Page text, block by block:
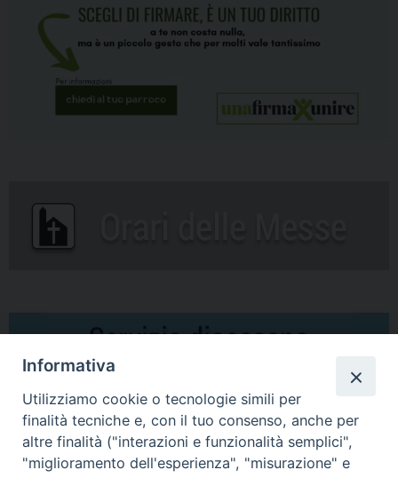
Comunicati Stampa
Informativa
Utilizziamo cookie o tecnologie simili per
finalità tecniche e, con il tuo consenso, anche per
altre finalità ("interazioni e funzionalità semplici",
"miglioramento dell'esperienza", "misurazione" e